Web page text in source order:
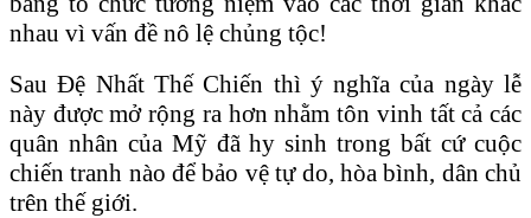
nhau vì vấn đề nô lệ chủng tộc!
Sau Đệ Nhất Thế Chiến thì ý nghĩa của ngày lễ
này được mở rộng ra hơn nhằm tôn vinh tất cả các
quân nhân của Mỹ đã hy sinh trong bất cứ cuộc
chiến tranh nào để bảo vệ tự do, hòa bình, dân chủ
trên thế giới.